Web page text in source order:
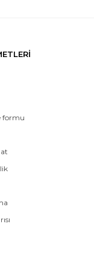
formu